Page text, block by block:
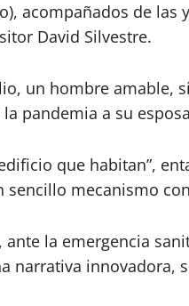
acompañados de las
David Silvestre.
un hombre
pandemia a su
que habitan”,
mecanismo
la emergencia
narrativa innovadora,